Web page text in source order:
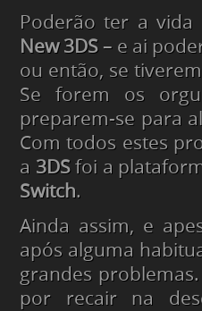
Poderão ter a vida
New 3DS – e ai
ou então, se
Se forem os
preparem-se para
Com todos estes
a 3DSfoi a
Switch.
Ainda assim, e
após alguma
grandes
por recair na